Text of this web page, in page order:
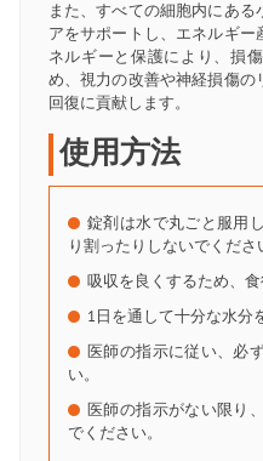
また、すべての細胞内にあ
アをサポートし、エネルギ
ネルギーと保護により、損
め、視力の改善や神経損傷
回復に貢献します。
使用方法
錠剤は水で丸ごと服用
り割ったりしないでくださ
吸収を良くするため、食
1日を通して十分な水分
医師の指示に従い、必
い。
医師の指示がない限り
でください。